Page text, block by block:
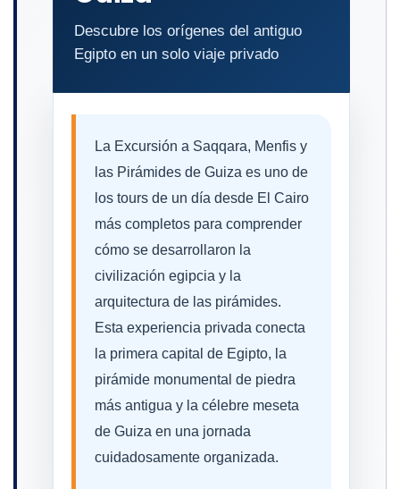
Descubre los orígenes del antiguo
Egipto en un solo viaje privado
La Excursión a Saqqara, Menfis y
las Pirámides de Guiza es uno de
los tours de un día desde El Cairo
más completos para comprender
cómo se desarrollaron la
civilización egipcia y la
arquitectura de las pirámides.
Esta experiencia privada conecta
la primera capital de Egipto, la
pirámide monumental de piedra
más antigua y la célebre meseta
de Guiza en una jornada
cuidadosamente organizada.